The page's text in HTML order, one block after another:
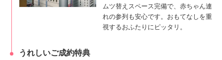
ムツ替えスペース完備で、赤ちゃん連
れの参列も安心です。おもてなしを重
視するおふたりにピッタリ。
うれしいご成約特典